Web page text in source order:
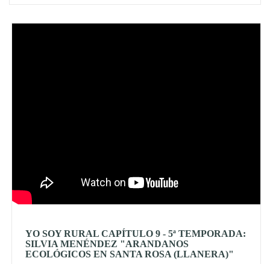
YO SOY RURAL CAPÍTULO 9 - 5ª TEMPORADA:
SILVIA MENÉNDEZ "ARANDANOS
ECOLÓGICOS EN SANTA ROSA (LLANERA)"